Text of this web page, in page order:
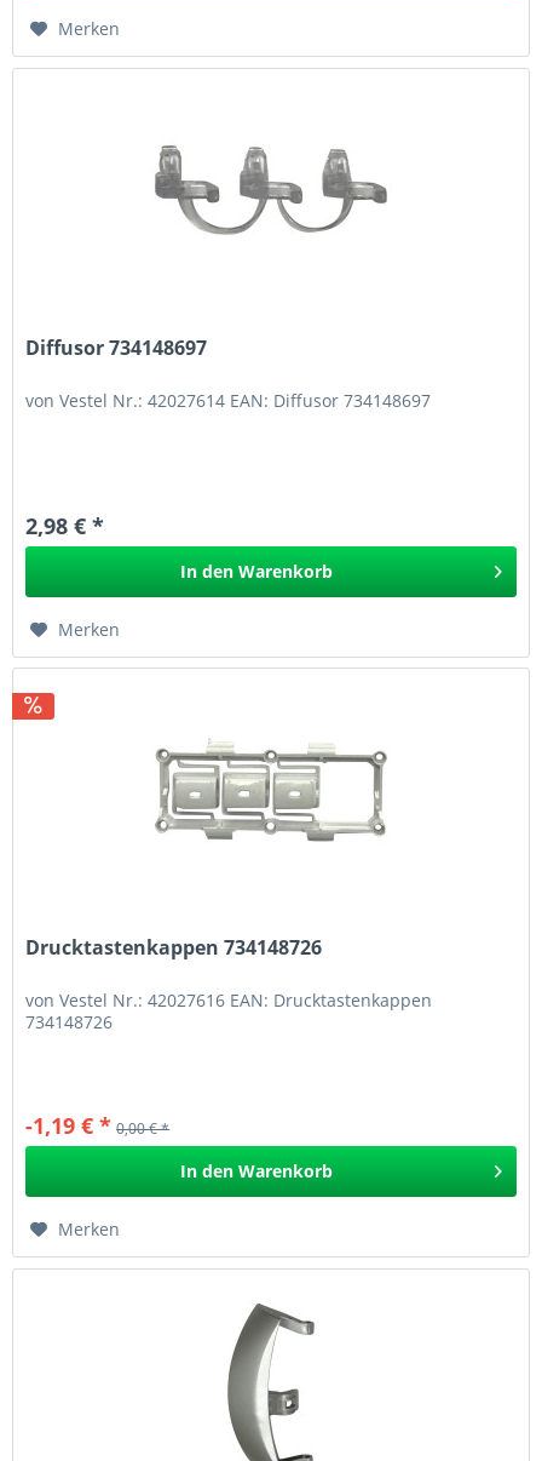
Merken
Diffusor 734148697
von Vestel Nr.: 42027614 EAN: Diffusor 734148697
2,98 € *
In den Warenkorb
Merken
Drucktastenkappen 734148726
von Vestel Nr.: 42027616 EAN: Drucktastenkappen
734148726
-1,19 € * 0,00 € *
In den Warenkorb
Merken